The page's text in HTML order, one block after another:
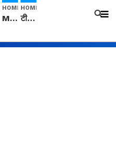
HOME
Mangalsutra: हिंदू धर्म में शादी के बाद मंगलसूत्र क्यों पहनती है महिलाएं, किसने शुरु की ये परंपरा
HOME
टीम बीकेई ने एग्रीकल्चर ग्रेड की यूरिया खाद गट्टों में बदलकर टेक्निकल ग्रेड में बेचने वालों पर करवाई कार्रवाई: लखविंदर सिंह औलख